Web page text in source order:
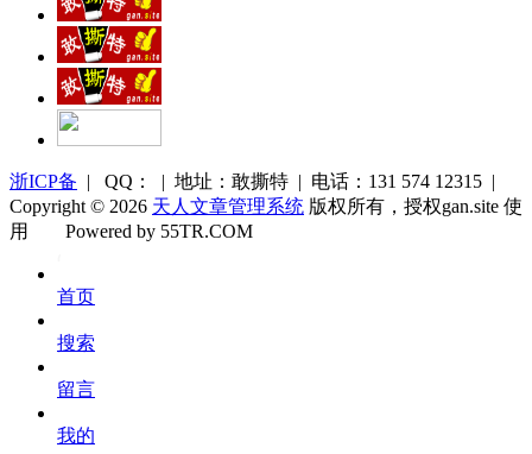
浙ICP备 | QQ： | 地址：敢撕特 | 电话：131 574 12315 |
Copyright © 2026 天人文章管理系统 版权所有，授权gan.site 使
用
库
Powered by 55TR.COM
首页
搜索
留言
我的